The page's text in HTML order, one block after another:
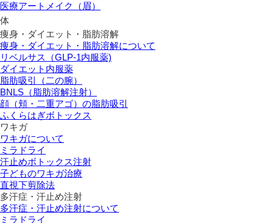
医療アートメイク（眉）
体
痩身・ダイエット・脂肪溶解
痩身・ダイエット・脂肪溶解について
リベルサス（GLP-1内服薬)
ダイエット内服薬
脂肪吸引（二の腕）
BNLS（脂肪溶解注射）
顔（頬・二重アゴ）の脂肪吸引
ふくらはぎボトックス
ワキガ
ワキガについて
ミラドライ
汗止めボトックス注射
子どものワキガ治療
直視下剪除法
多汗症・汗止め注射
多汗症・汗止め注射について
ミラドライ